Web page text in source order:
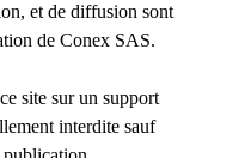
et de diffusion sont
de Conex SAS.
site sur un support
interdite sauf